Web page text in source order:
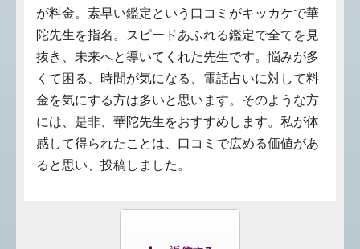
が料金。素早い鑑定という口コミがキッカケで華
陀先生を指名。スピードあふれる鑑定で全てを見
抜き、未来へと導いてくれた先生です。悩みが多
くて困る、時間が気になる、電話占いに対して料
金を気にする方は多いと思います。そのような方
には、是非、華陀先生をおすすめします。私が体
感して得られたことは、口コミで広める価値があ
ると思い、投稿しました。